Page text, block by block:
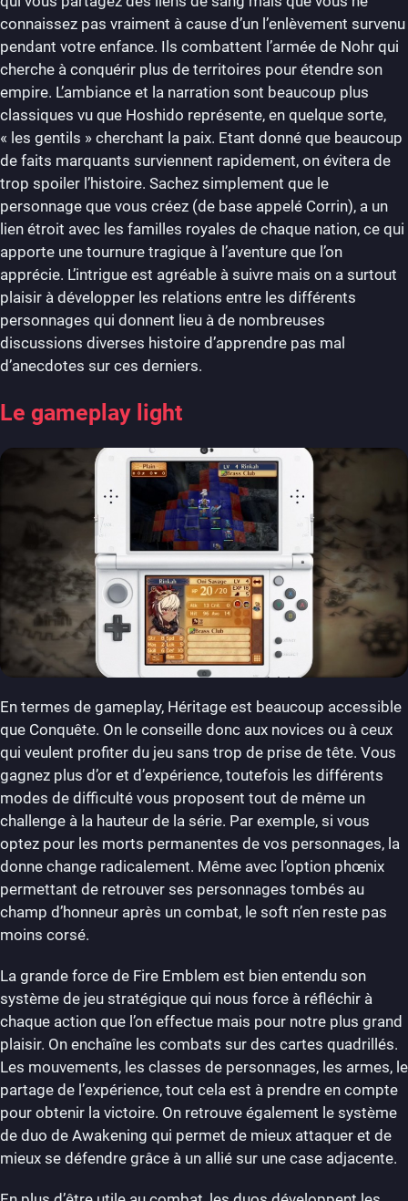
connaissez pas vraiment à cause d’un l’enlèvement survenu
pendant votre enfance. Ils combattent l’armée de Nohr qui
cherche à conquérir plus de territoires pour étendre son
empire. L’ambiance et la narration sont beaucoup plus
classiques vu que Hoshido représente, en quelque sorte,
« les gentils » cherchant la paix. Etant donné que beaucoup
de faits marquants surviennent rapidement, on évitera de
trop spoiler l’histoire. Sachez simplement que le
personnage que vous créez (de base appelé Corrin), a un
lien étroit avec les familles royales de chaque nation, ce qui
apporte une tournure tragique à l’aventure que l’on
apprécie. L’intrigue est agréable à suivre mais on a surtout
plaisir à développer les relations entre les différents
personnages qui donnent lieu à de nombreuses
discussions diverses histoire d’apprendre pas mal
d’anecdotes sur ces derniers.
Le gameplay light
En termes de gameplay, Héritage est beaucoup accessible
que Conquête. On le conseille donc aux novices ou à ceux
qui veulent profiter du jeu sans trop de prise de tête. Vous
gagnez plus d’or et d’expérience, toutefois les différents
modes de difficulté vous proposent tout de même un
challenge à la hauteur de la série. Par exemple, si vous
optez pour les morts permanentes de vos personnages, la
donne change radicalement. Même avec l’option phœnix
permettant de retrouver ses personnages tombés au
champ d’honneur après un combat, le soft n’en reste pas
moins corsé.
La grande force de Fire Emblem est bien entendu son
système de jeu stratégique qui nous force à réfléchir à
chaque action que l’on effectue mais pour notre plus grand
plaisir. On enchaîne les combats sur des cartes quadrillés.
Les mouvements, les classes de personnages, les armes, le
partage de l’expérience, tout cela est à prendre en compte
pour obtenir la victoire. On retrouve également le système
de duo de Awakening qui permet de mieux attaquer et de
mieux se défendre grâce à un allié sur une case adjacente.